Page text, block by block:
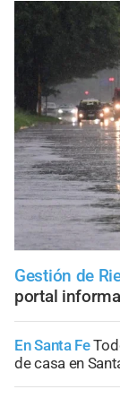
Gestión de
portal
En Santa Fe
de casa en